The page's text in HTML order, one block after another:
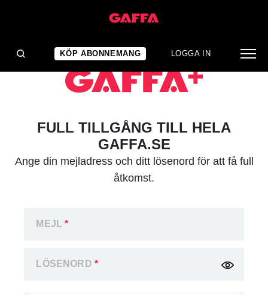
KÖP ABONNEMANG LOGGA IN
FULL TILLGÅNG TILL HELA
GAFFA.SE
Ange din mejladress och ditt lösenord för att få full
åtkomst.
MEJL*
LÖSENORD *